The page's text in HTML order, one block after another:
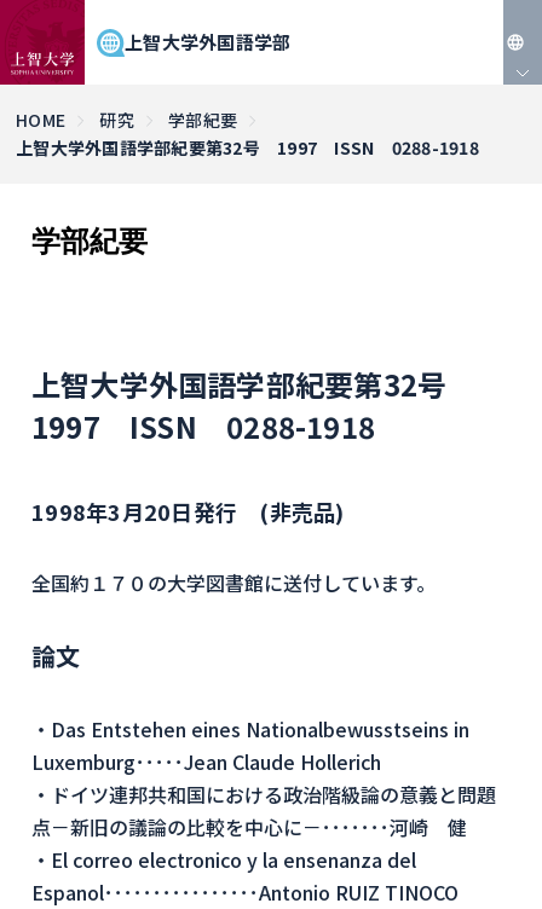
上智大学外国語学部
HOME 研究
学部紀要
上智大学外国語学部紀要第32号 1997 ISSN 0288-1918
学部紀要
上智大学外国語学部紀要第32号
1997 ISSN 0288-1918
1998年3月20日発行 (非売品)
全国約１７０の大学図書館に送付しています。
論文
・Das Entstehen eines Nationalbewusstseins in
Luxemburg･････Jean Claude Hollerich
・ドイツ連邦共和国における政治階級論の意義と問題
点－新旧の議論の比較を中心に－･･･････河崎 健
・El correo electronico y la ensenanza del
Espanol････････････････Antonio RUIZ TINOCO